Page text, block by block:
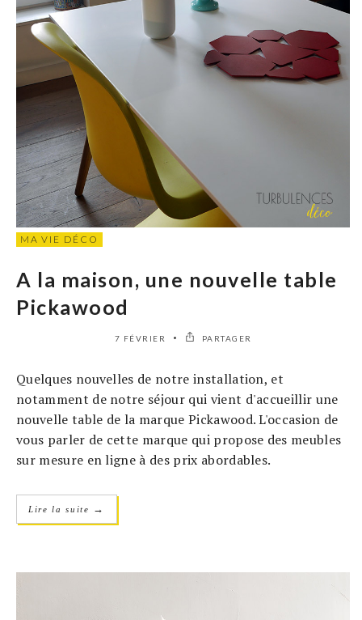
MA VIE DÉCO
A la maison, une nouvelle table
Pickawood
7 FÉVRIER PARTAGER
Quelques nouvelles de notre installation, et
notamment de notre séjour qui vient d'accueillir une
nouvelle table de la marque Pickawood. L'occasion de
vous parler de cette marque qui propose des meubles
sur mesure en ligne à des prix abordables.
Lire la suite →